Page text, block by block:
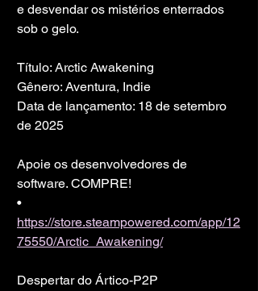
e desvendar os mistérios enterrados
sob o gelo.
Título: Arctic Awakening
Gênero: Aventura, Indie
Data de lançamento: 18 de setembro
de 2025
Apoie os desenvolvedores de
software. COMPRE!
•
https://store.steampowered.com/app/12
75550/Arctic_Awakening/
Despertar do Ártico-P2P